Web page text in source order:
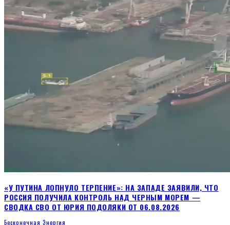
«У ПУТИНА ЛОПНУЛО ТЕРПЕНИЕ»: НА ЗАПАДЕ ЗАЯВИЛИ, ЧТО
РОССИЯ ПОЛУЧИЛА КОНТРОЛЬ НАД ЧЕРНЫМ МОРЕМ —
СВОДКА СВО ОТ ЮРИЯ ПОДОЛЯКИ ОТ 06.08.2026
Бесконечная Энергия